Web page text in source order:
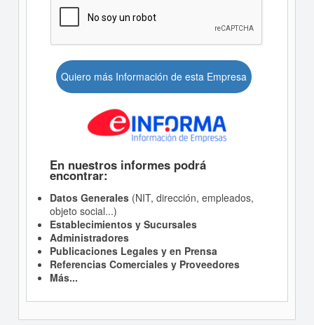
Quiero más Información de esta Empresa
En nuestros informes podrá
encontrar:
Datos Generales(NIT, dirección, empleados,
objeto social...)
Establecimientos y Sucursales
Administradores
Publicaciones Legales y en Prensa
Referencias Comerciales y Proveedores
Más...